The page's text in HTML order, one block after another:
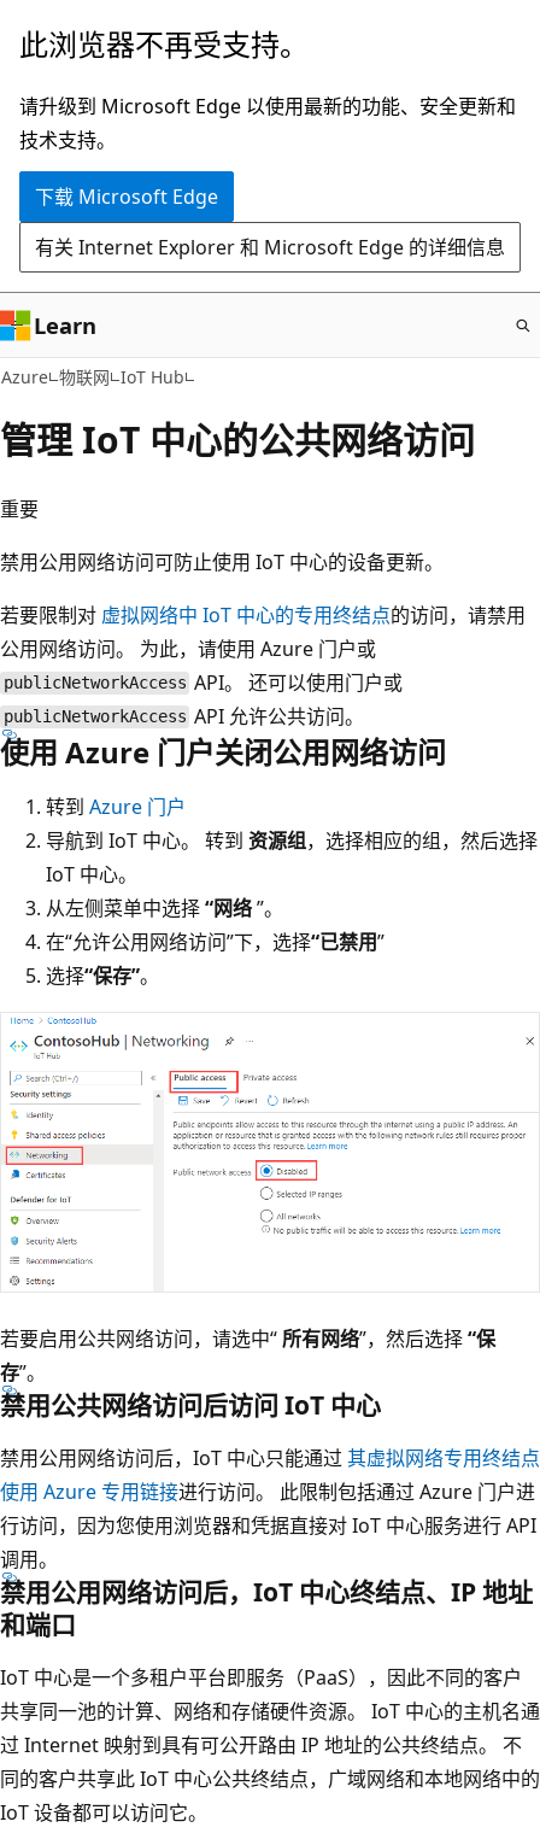
跳
主
要
内
此浏览器不再受支持。
请升级到 Microsoft Edge 以使用最新的功能、安全更新和
技术支持。
下载 Microsoft Edge
有关 Internet Explorer 和 Microsoft Edge 的详细信息
Learn
Azure 物联网 IoT Hub
管理 IoT 中心的公共网络访问
重要
禁用公用网络访问可防止使用 IoT 中心的设备更新。
若要限制对 虚拟网络中 IoT 中心的专用终结点的访问，请禁用
公用网络访问。 为此，请使用 Azure 门户或
publicNetworkAccess API。 还可以使用门户或
publicNetworkAccess API 允许公共访问。
使用 Azure 门户关闭公用网络访问
转到 Azure 门户
导航到 IoT 中心。 转到 资源组，选择相应的组，然后选择
IoT 中心。
从左侧菜单中选择“网络”。
在“允许公用网络访问”下，选择“已禁用”
选择“保存”。
若要启用公共网络访问，请选中“所有网络”，然后选择“保
存”。
禁用公共网络访问后访问 IoT 中心
禁用公用网络访问后，IoT 中心只能通过 其虚拟网络专用终结点
使用 Azure 专用链接进行访问。 此限制包括通过 Azure 门户进
行访问，因为您使用浏览器和凭据直接对 IoT 中心服务进行 API
调用。
禁用公用网络访问后，IoT 中心终结点、IP 地址
和端口
IoT 中心是一个多租户平台即服务（PaaS），因此不同的客户
共享同一池的计算、网络和存储硬件资源。 IoT 中心的主机名通
过 Internet 映射到具有可公开路由 IP 地址的公共终结点。 不
同的客户共享此 IoT 中心公共终结点，广域网络和本地网络中的
IoT 设备都可以访问它。